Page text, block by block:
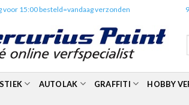
voor 15:00 besteld=vandaag verzonden
AUTOLAK GRAFFITI HOBBY